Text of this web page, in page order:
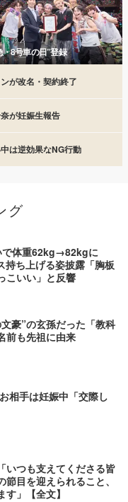
・8号車の日”登録
が改名・契約終了
が妊娠生報告
は逆効果なNG行動
グ
で体重62kg→82kgに
持ち上げる姿披露「胸板
こいい」と反響
豪”の玄孫だった「教科
前も先祖に由来
相手は妊娠中「交際し
いつも支えてくださる皆
目を迎えられること、
」【全文】